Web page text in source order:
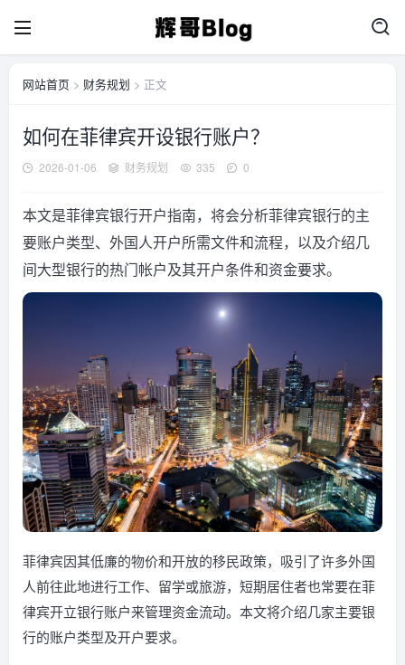
网站首页 > 财务规划 > 正文
如何在菲律宾开设银行账户？
2026-01-06 财务规划 335 0
本文是菲律宾银行开户指南，将会分析菲律宾银行的主
要账户类型、外国人开户所需文件和流程，以及介绍几
间大型银行的热门帐户及其开户条件和资金要求。
菲律宾因其低廉的物价和开放的移民政策，吸引了许多外国
人前往此地进行工作、留学或旅游，短期居住者也常要在菲
律宾开立银行账户来管理资金流动。本文将介绍几家主要银
行的账户类型及开户要求。